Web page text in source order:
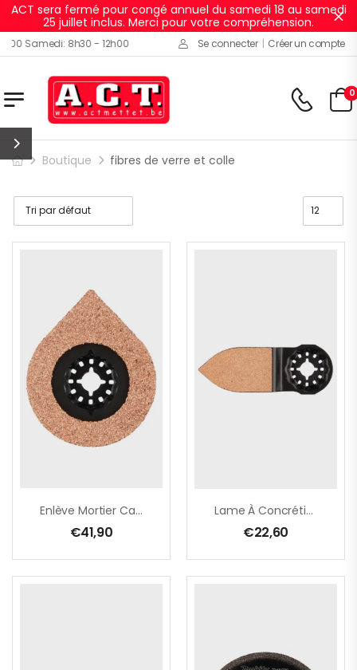
ACT sera fermé pour congé annuel du samedi 18 au samedi
25 juillet inclus. Merci pour votre compréhension.
Samedi: 8h30 - 12h00 Se connecter | Créer un compte
0
Boutique fibres de verre et colle
Enlève Mortier Carbure TMA074
€41,90
Lame À Concrétion Carbure Pour Ponçage Fin TMA077
€22,60